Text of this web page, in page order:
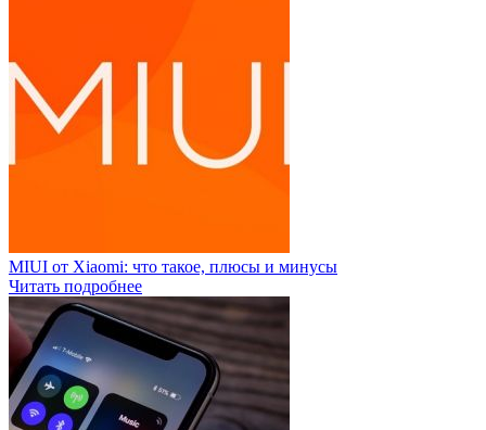
MIUI от Xiaomi: что такое, плюсы и минусы
Читать подробнее